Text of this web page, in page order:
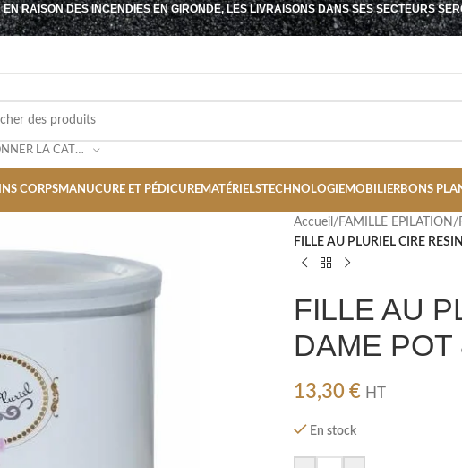
EN RAISON DES INCENDIES EN GIRONDE, LES LIVRAISONS DANS SES SECTEURS
SÉLECTIONNER LA CATÉGORIE
CORPSMANUCURE ET PÉDICUREMATÉRIELSTECHNOLOGIEMOBILIERBONS
Accueil / FAMILLE EPILATION /
FILLE AU PLURIEL CIRE
FILLE AU
DAME POT
13,30 € HT
En stock